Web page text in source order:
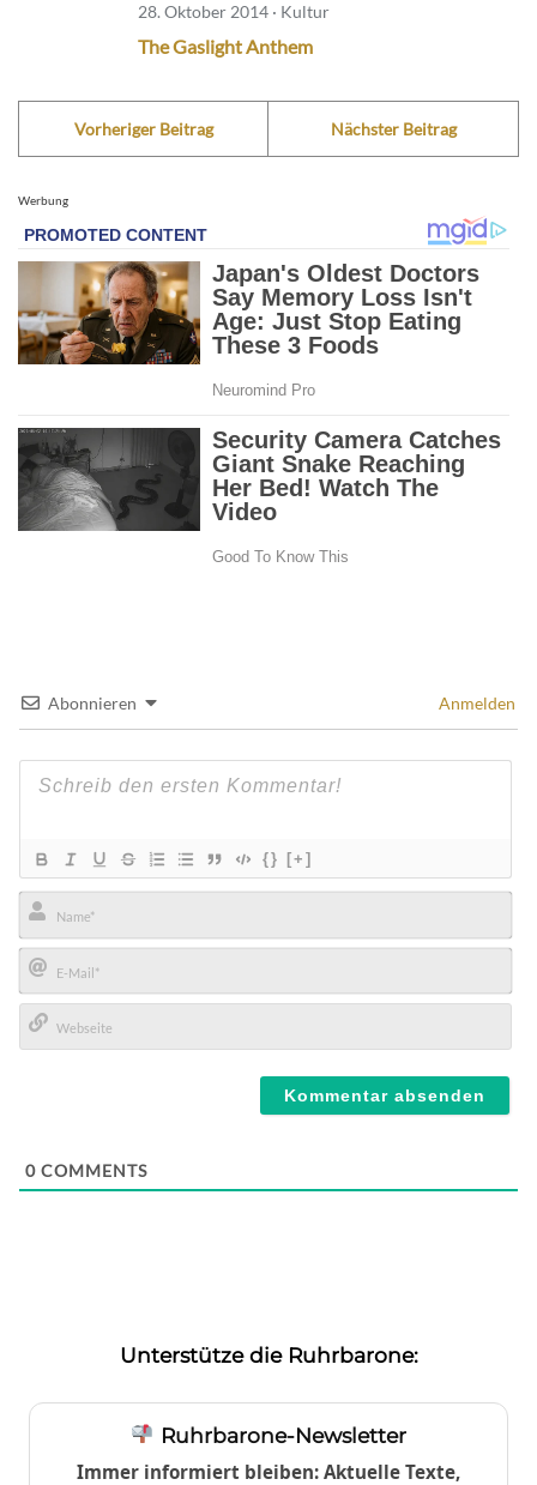
28. Oktober 2014 · Kultur
The Gaslight Anthem
Vorheriger Beitrag Nächster Beitrag
Werbung
Abonnieren Anmelden
{} [+]
Name*
E-
Mail*
0 COMMENTS
Unterstütze die Ruhrbarone:
Ruhrbarone-Newsletter
Immer informiert bleiben: Aktuelle Texte,